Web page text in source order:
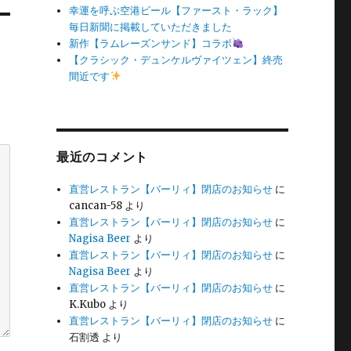
幸運を呼ぶ空港ビール【ファースト・ラック】
毎日新聞に掲載していただきました
新作【ラムレーズンサンド】コラボ
【クラシック・デュンケルヴァイツェン】終売
間近です
最近のコメント
直営レストラン【バーリィ】閉店のお知らせ に
cancan-58 より
直営レストラン【バーリィ】閉店のお知らせ に
Nagisa Beer より
直営レストラン【バーリィ】閉店のお知らせ に
Nagisa Beer より
直営レストラン【バーリィ】閉店のお知らせ に
K.Kubo より
直営レストラン【バーリィ】閉店のお知らせ に
石割透 より